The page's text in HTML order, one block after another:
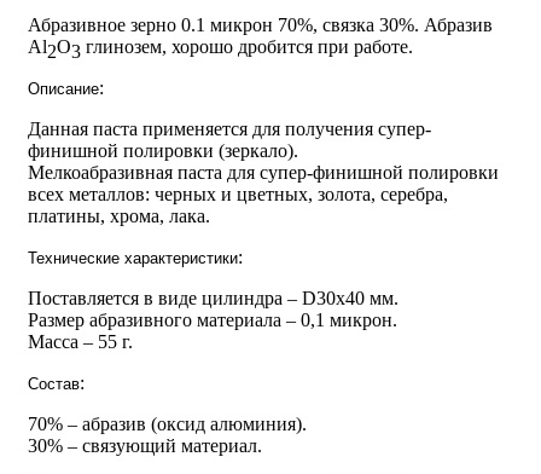
Абразивное зерно 0.1 микрон 70%, связка 30%. Абразив
Al2O3 глинозем, хорошо дробится при работе.
Описание:
Данная паста применяется для получения супер-
финишной полировки (зеркало).
Мелкоабразивная паста для супер-финишной полировки
всех металлов: черных и цветных, золота, серебра,
платины, хрома, лака.
Технические характеристики:
Поставляется в виде цилиндра – D30х40 мм.
Размер абразивного материала – 0,1 микрон.
Масса – 55 г.
Состав:
70% – абразив (оксид алюминия).
30% – связующий материал.